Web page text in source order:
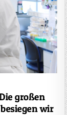
großen
wir